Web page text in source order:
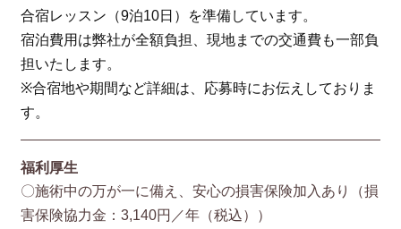
合宿レッスン（9泊10日）を準備しています。
宿泊費用は弊社が全額負担、現地までの交通費も一部負
担いたします。
※合宿地や期間など詳細は、応募時にお伝えしておりま
す。
福利厚生
〇施術中の万が一に備え、安心の損害保険加入あり（損
害保険協⼒⾦：3,140円／年（税込））